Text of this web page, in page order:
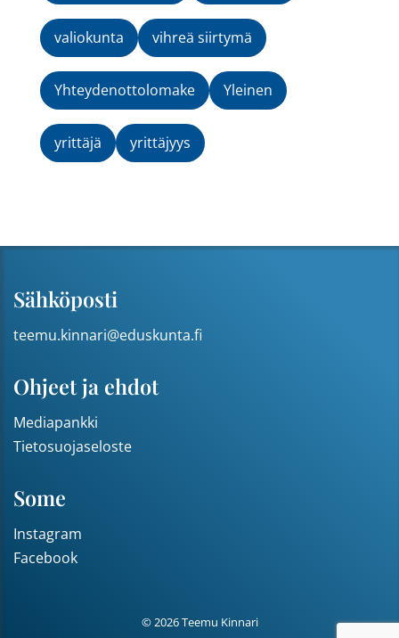
valiokunta vihreä siirtymä
Yhteydenottolomake Yleinen
yrittäjä yrittäjyys
Sähköposti
teemu.kinnari@eduskunta.fi
Ohjeet ja ehdot
Mediapankki
Tietosuojaseloste
Some
Instagram
Facebook
© 2026 Teemu Kinnari